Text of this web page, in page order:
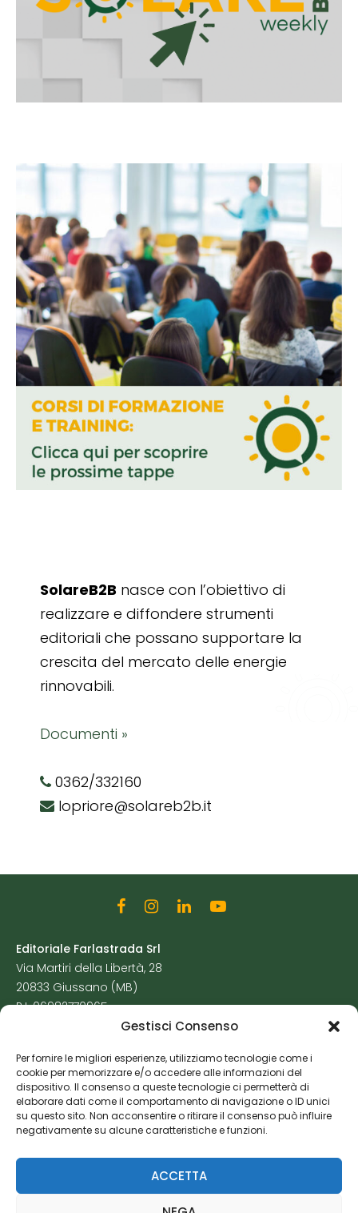
Gestisci Consenso
Per fornire le migliori esperienze, utilizziamo tecnologie come i
cookie per memorizzare e/o accedere alle informazioni del
dispositivo. Il consenso a queste tecnologie ci permetterà di
elaborare dati come il comportamento di navigazione o ID unici
su questo sito. Non acconsentire o ritirare il consenso può influire
negativamente su alcune caratteristiche e funzioni.
ACCETTA
SolareB2B nasce con l’obiettivo di
realizzare e diffondere strumenti
editoriali che possano supportare la
crescita del mercato delle energie
rinnovabili.
Documenti »
0362/332160
lopriore@solareb2b.it
Editoriale Farlastrada Srl
Via Martiri della Libertà, 28
20833 Giussano (MB)
P.I. 06982770965
Cookie Policy
Risorse Aggiuntive